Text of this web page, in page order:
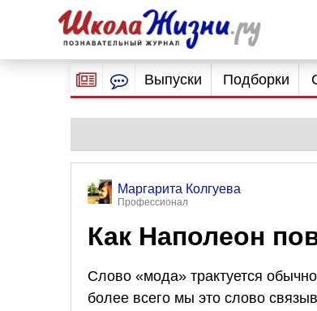
Выпуски Подборки
Маргарита Колгуева
Профессионал
Как Наполеон
Слово «мода» трактуется
более всего мы это слово